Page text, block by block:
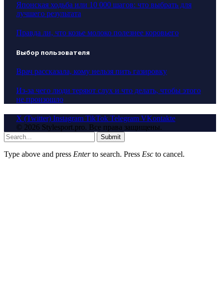
Японская ходьба или 10 000 шагов: что выбрать для
лучшего результата
Правда ли, что козье молоко полезнее коровьего
Выбор пользователя
Врач рассказала, кому нельзя пить газировку
Из-за чего люди теряют слух и что делать, чтобы этого
не произошло
X (Twitter) Instagram TikTok Telegram VKontakte
© 2026 Stylesport.pro. Все права защищены.
Submit
Type above and press Enterto search. Press Esc to cancel.